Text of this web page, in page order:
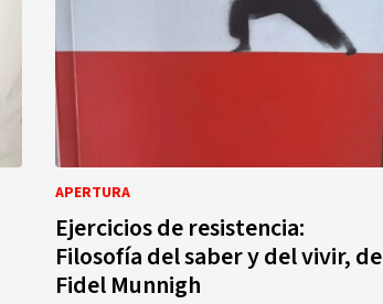
APERTURA
Ejercicios de resistencia:
Filosofía del saber y del vivir, de
Fidel Munnigh